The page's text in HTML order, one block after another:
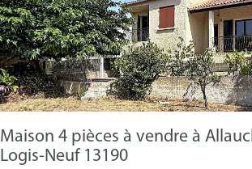
Maison 4 pièces à vendre à
Logis-Neuf 13190